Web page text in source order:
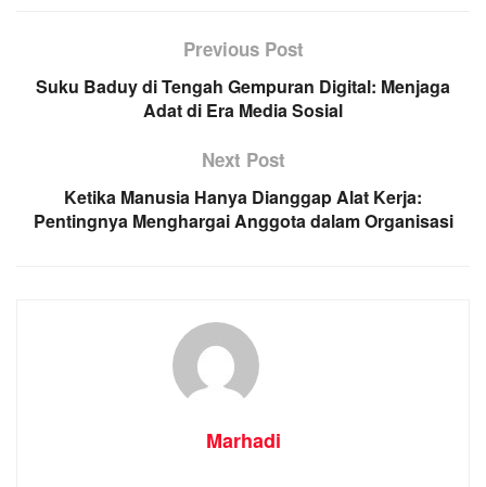
Previous Post
Suku Baduy di Tengah Gempuran Digital: Menjaga
Adat di Era Media Sosial
Next Post
Ketika Manusia Hanya Dianggap Alat Kerja:
Pentingnya Menghargai Anggota dalam Organisasi
Marhadi